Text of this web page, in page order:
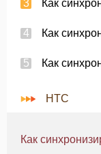
Как
Как
Как
HTC
Как